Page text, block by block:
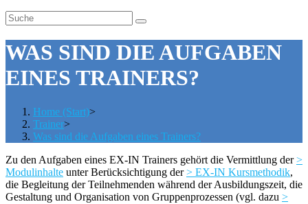
WAS SIND DIE AUFGABEN
EINES TRAINERS?
Home (Start)>
Trainer>
Was sind die Aufgaben eines Trainers?
Zu den Aufgaben eines EX-IN Trainers gehört die Vermittlung der>
Modulinhalte unter Berücksichtigung der> EX-IN Kursmethodik,
die Begleitung der Teilnehmenden während der Ausbildungszeit, die
Gestaltung und Organisation von Gruppenprozessen (vgl. dazu >